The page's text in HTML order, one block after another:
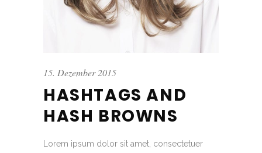
15. Dezember 2015
HASHTAGS AND
HASH BROWNS
Lorem ipsum dolor sit amet, consectetuer